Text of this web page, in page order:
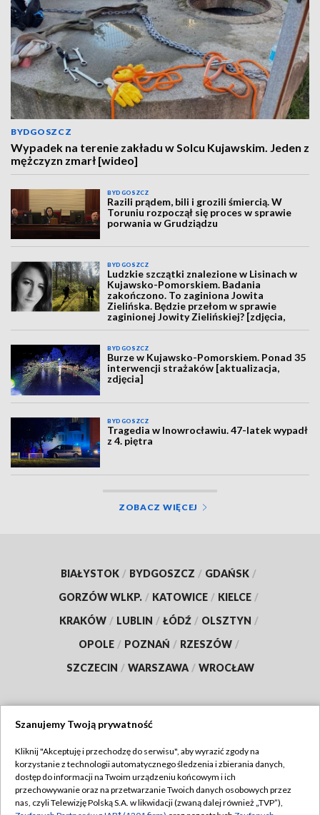
BYDGOSZCZ
Wypadek na terenie zakładu w Solcu Kujawskim. Jeden z
mężczyzn zmarł [wideo]
BYDGOSZCZ
Razili prądem, bili i grozili śmiercią. W
Toruniu rozpoczął się proces w sprawie
porwania w Grudziądzu
BYDGOSZCZ
Ludzkie szczątki znalezione w Lisinach w
Kujawsko-Pomorskiem. Badania
zakończono. To zaginiona Jowita
Zielińska. Będzie przełom w sprawie
zaginionej Jowity Zielińskiej? [zdjęcia,
wideo, aktualizacja]
BYDGOSZCZ
Burze w Kujawsko-Pomorskiem. Ponad 35
interwencji strażaków [aktualizacja,
zdjęcia]
BYDGOSZCZ
Tragedia w Inowrocławiu. 47-latek wypadł
z 4. piętra
ZOBACZ WIĘCEJ
BIAŁYSTOK / BYDGOSZCZ / GDAŃSK /
GORZÓW WLKP. / KATOWICE / KIELCE /
KRAKÓW / LUBLIN / ŁÓDŹ / OLSZTYN /
OPOLE / POZNAŃ / RZESZÓW /
SZCZECIN / WARSZAWA / WROCŁAW
TVP
Abonament TVP
Regulamin TVP
Szanujemy Twoją prywatność
Kliknij "Akceptuję i przechodzę do serwisu", aby wyrazić zgody na
korzystanie z technologii automatycznego śledzenia i zbierania danych,
dostęp do informacji na Twoim urządzeniu końcowym i ich
przechowywanie oraz na przetwarzanie Twoich danych osobowych przez
nas, czyli Telewizję Polską S.A. w likwidacji (zwaną dalej również „TVP”),